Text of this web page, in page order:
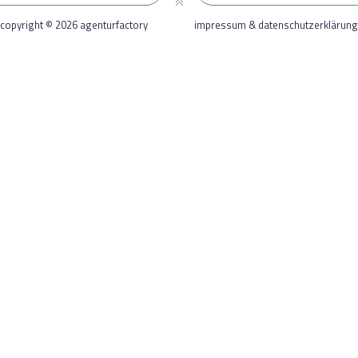
copyright © 2026 agenturfactory impressum & datenschutzerklärung